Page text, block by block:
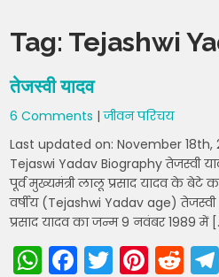
Tag: Tejashwi
तेजस्वी यादव
6 Comments |जीवन परिचय
Last updated on: November 18th,
Tejaswi Yadav Biography तेजस्वी
पूर्व मुख्यमंत्री लालू प्रसाद यादव के बेटे
वर्षीय (Tejashwi Yadav age) तेजस्वी
प्रसाद यादव का जन्म 9 नवंबर 1989 में
W F T Pi R